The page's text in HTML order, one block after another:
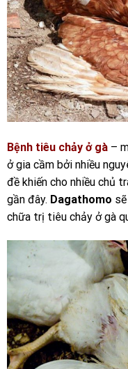
Bệnh tiêu chảy ở gà –
ở gia cầm bởi nhiều
đề khiến cho nhiều chủ
gần đây. Dagathomo
chữa trị tiêu chảy ở gà